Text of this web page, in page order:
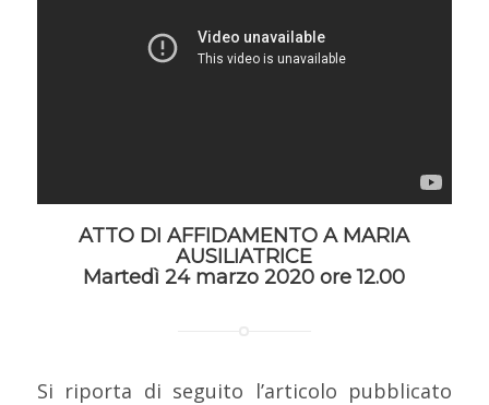
ATTO DI AFFIDAMENTO A MARIA
AUSILIATRICE
Martedì 24 marzo 2020 ore 12.00
Si riporta di seguito l’articolo pubblicato